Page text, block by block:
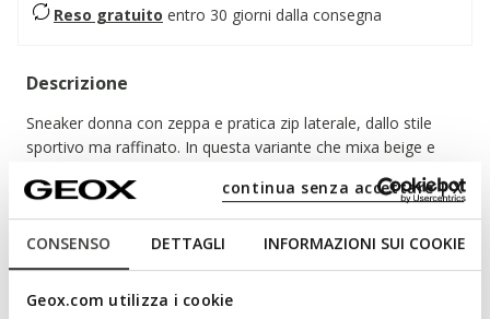
CONSENSO DETTAGLI INFORMAZIONI SUI COOKIE
Geox.com utilizza i cookie
continua senza accettare | X
Reso gratuito entro 30 giorni dalla consegna
Descrizione
Sneaker donna con zeppa e pratica zip laterale, dallo stile
sportivo ma raffinato. In questa variante che mixa beige e
materiale effetto pelle metallizzata. Desya aggiunge un twist
trendy e dinamico agli abbinamenti quotidiani, perfetta sia per
la città che per le gite fuori porta del fine settimana.
CODICE PRODOTTO:D6600A085BNC5379
Leggi di più